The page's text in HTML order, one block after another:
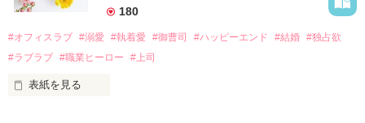
夏木美桜(なつきみお)
鳴海哲平 (なるみてっぺい)
なぜか恭司から飼い猫の世話係を命じられた美桜は、猫の世
の関係となってしまい――？
180
#オフィスラブ #溺愛 #執着愛 #御曹司 #ハッピーエンド #結婚 #独占欲
#ラブラブ #職業ヒーロー #上司
表紙を見る